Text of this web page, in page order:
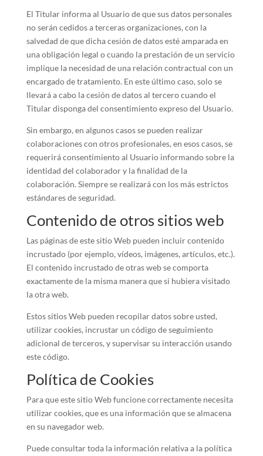
El Titular informa al Usuario de que sus datos personales
no serán cedidos a terceras organizaciones, con la
salvedad de que dicha cesión de datos esté amparada en
una obligación legal o cuando la prestación de un servicio
implique la necesidad de una relación contractual con un
encargado de tratamiento. En este último caso, solo se
llevará a cabo la cesión de datos al tercero cuando el
Titular disponga del consentimiento expreso del Usuario.
Sin embargo, en algunos casos se pueden realizar
colaboraciones con otros profesionales, en esos casos, se
requerirá consentimiento al Usuario informando sobre la
identidad del colaborador y la finalidad de la
colaboración. Siempre se realizará con los más estrictos
estándares de seguridad.
Contenido de otros sitios web
Las páginas de este sitio Web pueden incluir contenido
incrustado (por ejemplo, vídeos, imágenes, artículos, etc.).
El contenido incrustado de otras web se comporta
exactamente de la misma manera que si hubiera visitado
la otra web.
Estos sitios Web pueden recopilar datos sobre usted,
utilizar cookies, incrustar un código de seguimiento
adicional de terceros, y supervisar su interacción usando
este código.
Política de Cookies
Para que este sitio Web funcione correctamente necesita
utilizar cookies, que es una información que se almacena
en su navegador web.
Puede consultar toda la información relativa a la política